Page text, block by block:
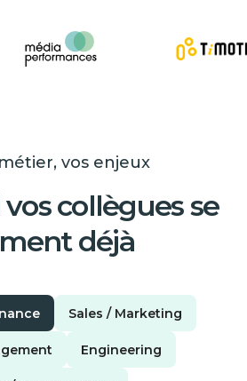
vos enjeux
collègues se
déjà
Sales / Marketing
Engineering